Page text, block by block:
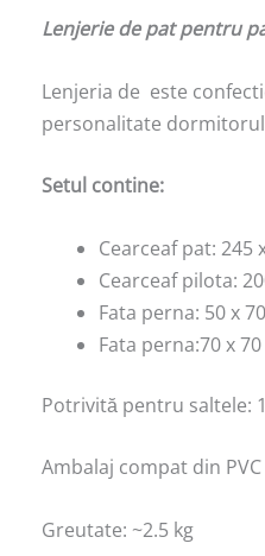
Lenjerie de pat pentru
Lenjeria de este
personalitate
Setul contine:
Cearceaf pat: 245
Cearceaf pilota:
Fata perna: 50 x
Fata perna:70 x
Potrivită pentru saltele:
Ambalaj compat din
Greutate: ~2.5 kg